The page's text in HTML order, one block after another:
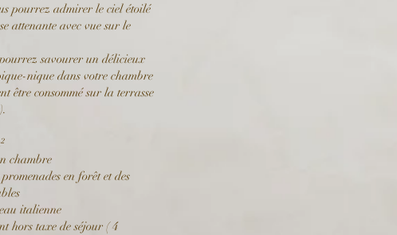
pourrez admirer le ciel étoilé
attenante avec vue sur le
savourer un délicieux
nique dans votre chambre
être consommé sur la terrasse
chambre
en forêt et des
italienne
hors taxe de séjour ( 4